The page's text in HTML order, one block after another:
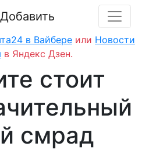
Добавить
в Вайбере или Новости
в Яндекс Дзен.
стоит
смрад